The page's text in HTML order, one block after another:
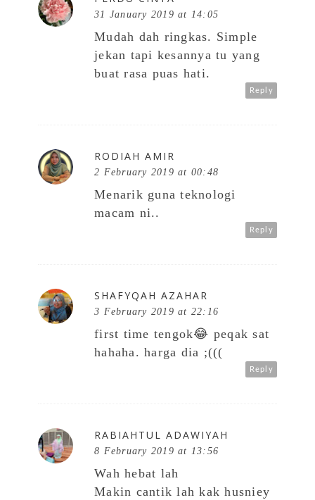
31 January 2019 at 14:05
Mudah dah ringkas. Simple
jekan tapi kesannya tu yang
buat rasa puas hati.
Reply
RODIAH AMIR
2 February 2019 at 00:48
Menarik guna teknologi
macam ni..
Reply
SHAFYQAH AZAHAR
3 February 2019 at 22:16
first time tengok😂 peqak sat
hahaha. harga dia ;(((
Reply
RABIAHTUL ADAWIYAH
8 February 2019 at 13:56
Wah hebat lah
Makin cantik lah kak husniey